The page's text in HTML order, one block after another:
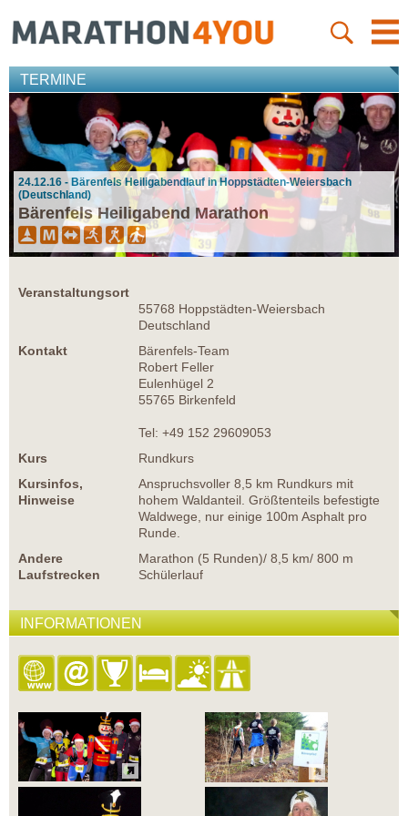
TERMINE
24.12.16 - Bärenfels Heiligabendlauf in Hoppstädten-Weiersbach
(Deutschland)
Bärenfels Heiligabend Marathon
Veranstaltungsort
55768 Hoppstädten-Weiersbach
Deutschland
Kontakt
Bärenfels-Team
Robert Feller
Eulenhügel 2
55765 Birkenfeld
Tel: +49 152 29609053
Kurs
Rundkurs
Kursinfos,
Hinweise
Anspruchsvoller 8,5 km Rundkurs mit
hohem Waldanteil. Größtenteils befestigte
Waldwege, nur einige 100m Asphalt pro
Runde.
Andere
Laufstrecken
Marathon (5 Runden)/ 8,5 km/ 800 m
Schülerlauf
INFORMATIONEN